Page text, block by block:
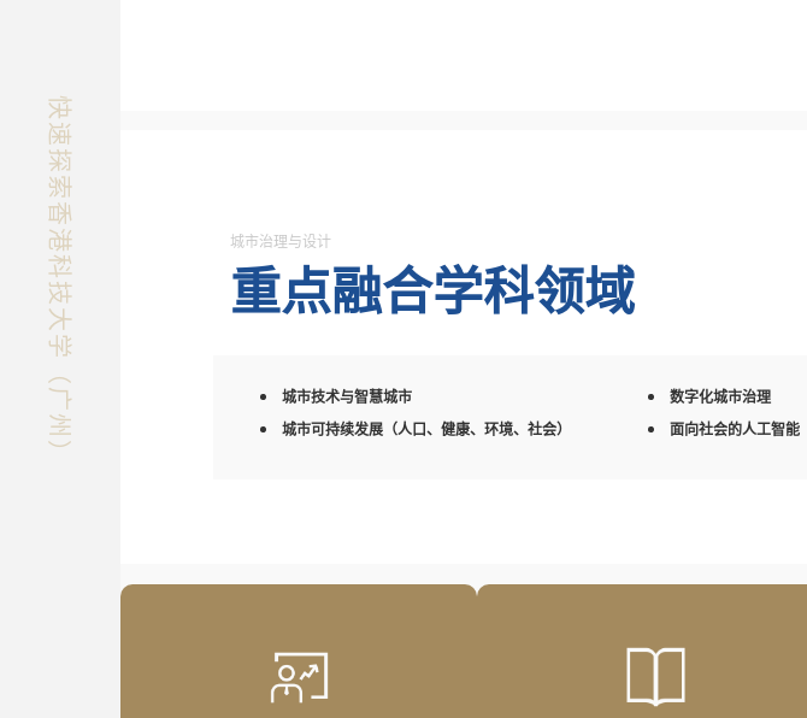
快速探索香港科技大学（广州） 城市治理与设计
重点融合学科领域
城市技术与智慧城市 数字化城市治理
城市可持续发展（人口、健康、环境、社会）
面向社会的人工智能